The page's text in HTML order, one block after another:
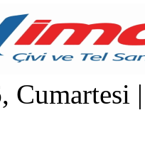
Cumartesi